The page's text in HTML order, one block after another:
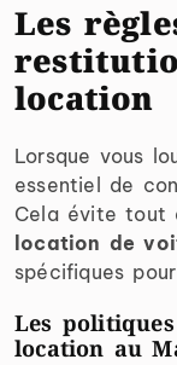
Les
location
Lorsque vous
essentiel de
Cela évite tout
location de
spécifiques
Les
location au